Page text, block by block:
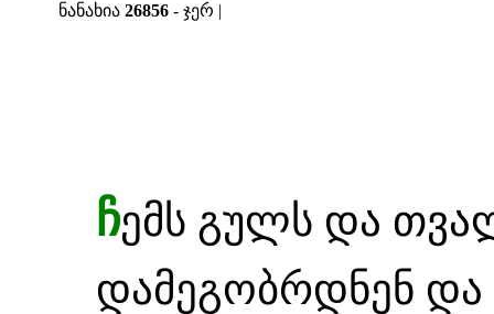
ნანახია 26856 - ჯერ |
ჩემს გულს და
დამეგობრდნენ